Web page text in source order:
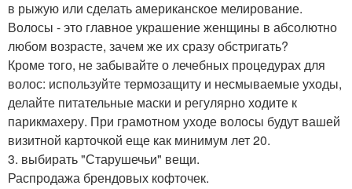
в рыжую или сделать американское мелирование.
Волосы - это главное украшение женщины в абсолютно
любом возрасте, зачем же их сразу обстригать?
Кроме того, не забывайте о лечебных процедурах для
волос: используйте термозащиту и несмываемые уходы,
делайте питательные маски и регулярно ходите к
парикмахеру. При грамотном уходе волосы будут вашей
визитной карточкой еще как минимум лет 20.
3. выбирать "Старушечьи" вещи.
Распродажа брендовых кофточек.